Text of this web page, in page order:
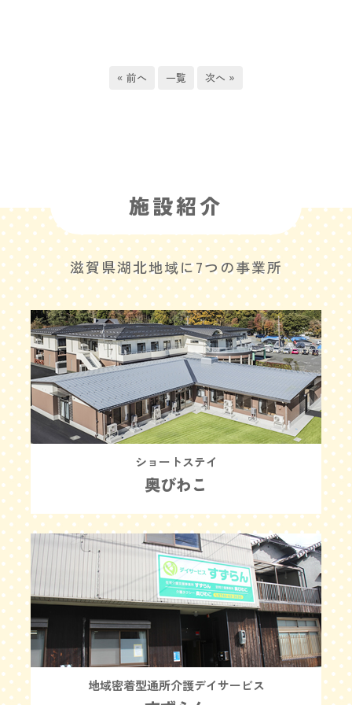
« 前へ 一覧 次へ »
施設紹介
滋賀県湖北地域に7つの事業所
ショートステイ
奥びわこ
地域密着型通所介護デイサービス